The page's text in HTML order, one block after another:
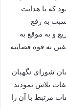
که با هدایت
به رفع
و به موقع به
به قوه قضاییه
شورای نگهبان
تلاش نمودند
مرتبط با آن را